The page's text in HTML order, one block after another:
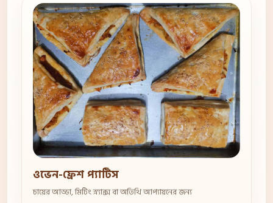
ওভেন-ফ্রেশ প্যাটিস
চায়ের আড্ডা, মিটিং স্ন্যাক্স বা অতিথি আপ্যায়নের জন্য